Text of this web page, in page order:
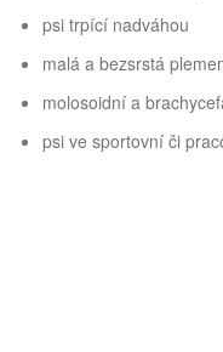
psi trpící nadváhou
malá a bezsrstá
molosoidní a
psi ve sportovní či